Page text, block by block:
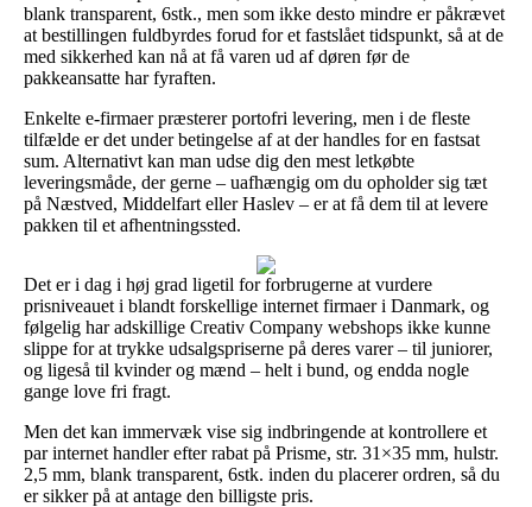
blank transparent, 6stk., men som ikke desto mindre er påkrævet
at bestillingen fuldbyrdes forud for et fastslået tidspunkt, så at de
med sikkerhed kan nå at få varen ud af døren før de
pakkeansatte har fyraften.
Enkelte e-firmaer præsterer portofri levering, men i de fleste
tilfælde er det under betingelse af at der handles for en fastsat
sum. Alternativt kan man udse dig den mest letkøbte
leveringsmåde, der gerne – uafhængig om du opholder sig tæt
på Næstved, Middelfart eller Haslev – er at få dem til at levere
pakken til et afhentningssted.
Det er i dag i høj grad ligetil for forbrugerne at vurdere
prisniveauet i blandt forskellige internet firmaer i Danmark, og
følgelig har adskillige Creativ Company webshops ikke kunne
slippe for at trykke udsalgspriserne på deres varer – til juniorer,
og ligeså til kvinder og mænd – helt i bund, og endda nogle
gange love fri fragt.
Men det kan immervæk vise sig indbringende at kontrollere et
par internet handler efter rabat på Prisme, str. 31×35 mm, hulstr.
2,5 mm, blank transparent, 6stk. inden du placerer ordren, så du
er sikker på at antage den billigste pris.